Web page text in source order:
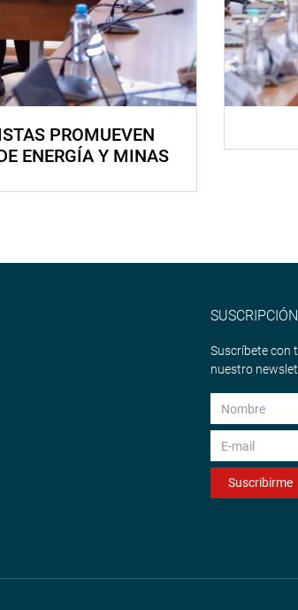
PROMUEVEN
ENERGÍA Y MINAS
SUSCRIPCIÓN
Suscríbete con
nuestro
Suscribirme